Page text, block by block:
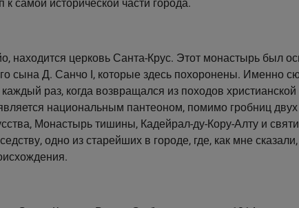
к самой исторической части города.
находится церковь Санта-Крус. Этот монастырь был
сына Д. Санчо I, которые здесь похоронены. Именно
раз, когда возвращался из походов христианской
национальным пантеоном, помимо гробниц двух
Монастырь тишины, Кадейрал-ду-Кору-Алту и
одно из старейших в городе, где, как мне